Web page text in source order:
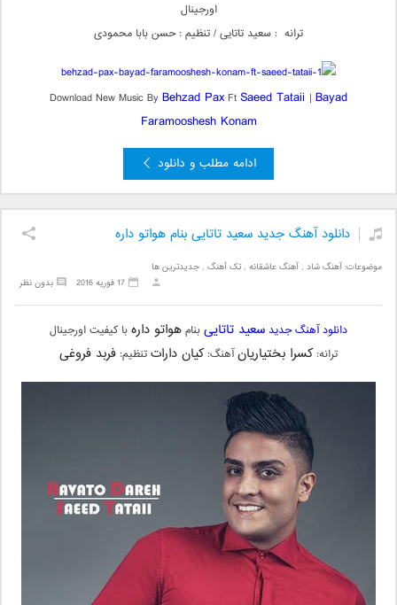
اورجینال
ترانه : سعید تاتایی / تنظیم : حسن بابا محمودی
Download New Music ByBehzad PaxFtSaeed Tataii | Bayad
Faramooshesh Konam
ادامه مطلب و دانلود
دانلود آهنگ جدید سعید تاتایی بنام هواتو داره
موضوعات:آهنگ شاد ,آهنگ عاشقانه ,تک آهنگ ,جدیدترین ها
بدون نظر
17 فوریه 2016
دانلود آهنگ جدید سعید تاتاییبنامهواتو دارهبا کیفیت اورجینال
ترانه:کسرا بختیاریانآهنگ:کیان داراتتنظیم: فربد فروغی